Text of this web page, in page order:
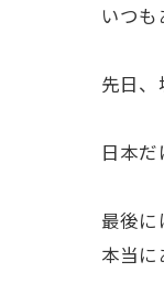
いつも
先日
日本
最後に
本当に